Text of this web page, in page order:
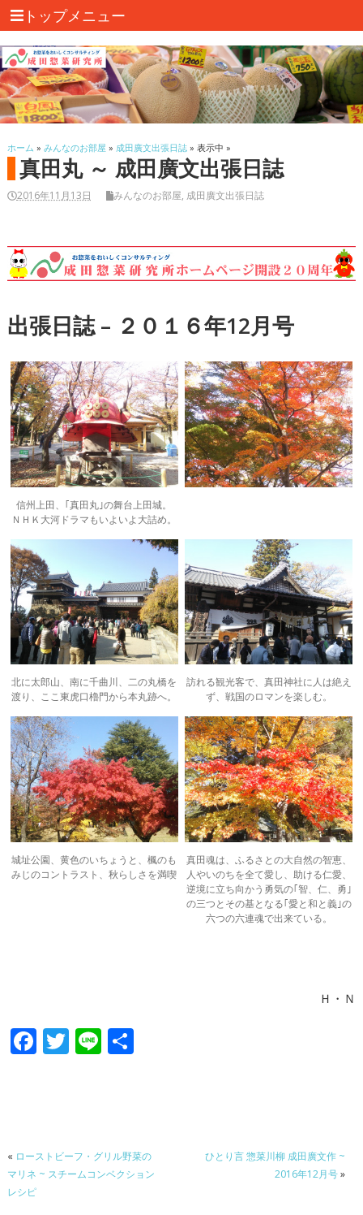
トップメニュー
ホーム » みんなのお部屋 » 成田廣文出張日誌» 表示中 »
真田丸 ～ 成田廣文出張日誌
2016年11月13日 みんなのお部屋, 成田廣文出張日誌
出張日誌 – ２０１６年12月号
信州上田、｢真田丸｣の舞台上田城。
ＮＨＫ大河ドラマもいよいよ大詰め。
北に太郎山、南に千曲川、二の丸橋を
渡り、ここ東虎口櫓門から本丸跡へ。
訪れる観光客で、真田神社に人は絶え
ず、戦国のロマンを楽しむ。
城址公園、黄色のいちょうと、楓のも
みじのコントラスト、秋らしさを満喫
真田魂は、ふるさとの大自然の智恵、
人やいのちを全て愛し、助ける仁愛、
逆境に立ち向かう勇気の｢智、仁、勇｣
の三つとその基となる｢愛と和と義｣の
六つの六連魂で出来ている。
Ｈ・Ｎ
F
o
o
k
T Li 共
« ローストビーフ・グリル野菜の
マリネ ~ スチームコンベクション
レシピ
ひとり言 惣菜川柳 成田廣文作 ~
2016年12月号»